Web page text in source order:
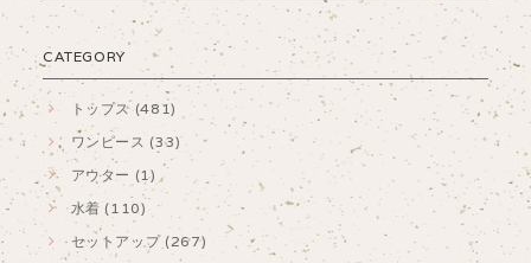
CATEGORY
トップス (481)
ワンピース (33)
アウター (1)
水着 (110)
セットアップ (267)